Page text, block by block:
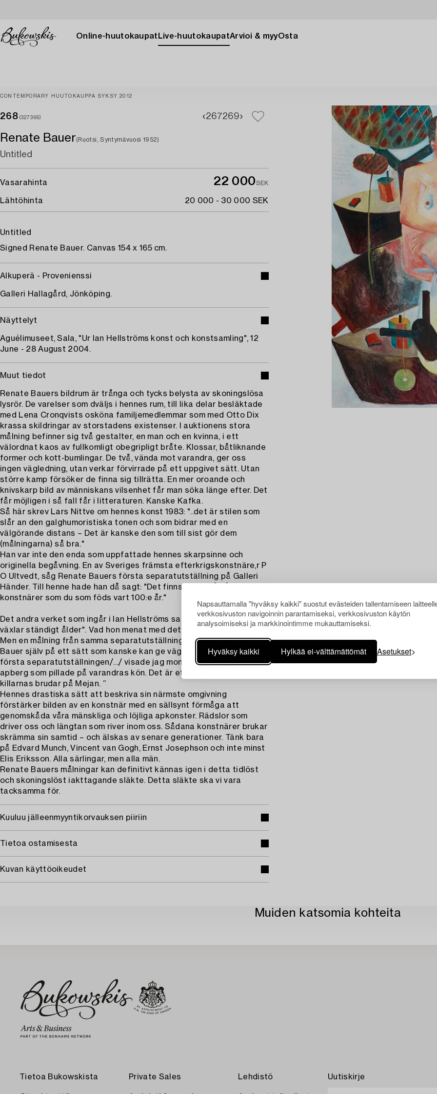
Napsauttamalla "hyväksy kaikki" suostut evästeiden tallentamiseen
verkkosivuston navigoinnin parantamiseksi, verkkosivuston käytön
analysoimiseksi ja markkinointimme mukauttamiseksi.
Hyväksy kaikki Hylkää ei-välttämättömät Asetukset
Online-huutokaupat Live-huutokaupatArvioi & myyOsta
CONTEMPORARY HUUTOKAUPPA SYKSY 2012
268 (327366) 267269
Renate Bauer(Ruotsi, Syntymävuosi 1952)
Untitled
Vasarahinta 22 000SEK
Lähtöhinta 20 000 - 30 000 SEK
Untitled
Signed Renate Bauer. Canvas 154 x 165 cm.
Alkuperä - Provenienssi
Galleri Hallagård, Jönköping.
Näyttelyt
Aguélimuseet, Sala, "Ur Ian Hellströms konst och konstsamling", 12
June - 28 August 2004.
Muut tiedot
Renate Bauers bildrum är trånga och tycks belysta av skoningslösa
lysrör. De varelser som dväljs i hennes rum, till lika delar besläktade
med Lena Cronqvists osköna familjemedlemmar som med Otto Dix
krassa skildringar av storstadens existenser. I auktionens stora
målning befinner sig två gestalter, en man och en kvinna, i ett
välordnat kaos av fullkomligt obegripligt bråte. Klossar, båtliknande
former och kott-bumlingar. De två, vända mot varandra, ger oss
ingen vägledning, utan verkar förvirrade på ett uppgivet sätt. Utan
större kamp försöker de finna sig tillrätta. En mer oroande och
knivskarp bild av människans vilsenhet får man söka länge efter. Det
får möjligen i så fall får i litteraturen. Kanske Kafka.
Så här skrev Lars Nittve om hennes konst 1983: "..det är stilen som
slår an den galghumoristiska tonen och som bidrar med en
välgörande distans – Det är kanske den som till sist gör dem
(målningarna) så bra."
Han var inte den enda som uppfattade hennes skarpsinne och
originella begåvning. En av Sveriges främsta efterkrigskonstnäre,r P
O Ultvedt, såg Renate Bauers första separatutställning på Galleri
Händer. Till henne hade han då sagt: "Det finns bara två sådana
konstnärer som du som föds vart 100:e år."
Det andra verket som ingår i Ian Hellströms samling heter "Killar
växlar ständigt ålder". Vad hon menat med det kan vi bara gissa.
Men en målning från samma separatutställning beskriver Renate
Bauer själv på ett sätt som kanske kan ge vägledning: ”På den
första separatutställningen/…/ visade jag mongoloider på ett
apberg som pillade på varandras kön. Det är ett porträtt på
killarnas brudar på Mejan. ”
Hennes drastiska sätt att beskriva sin närmste omgivning
förstärker bilden av en konstnär med en sällsynt förmåga att
genomskåda våra mänskliga och löjliga apkonster. Rädslor som
driver oss och längtan som river inom oss. Sådana konstnärer brukar
skrämma sin samtid – och älskas av senare generationer. Tänk bara
på Edvard Munch, Vincent van Gogh, Ernst Josephson och inte minst
Elis Eriksson. Alla särlingar, men alla män.
Renate Bauers målningar kan definitivt kännas igen i detta tidlöst
och skoningslöst iakttagande släkte. Detta släkte ska vi vara
tacksamma för.
Kuuluu jälleenmyyntikorvauksen piiriin
Tietoa ostamisesta
Kuvan käyttöoikeudet
Muiden katsomia kohteita
Tietoa Bukowskista Private Sales Lehdistö Uutiskirje